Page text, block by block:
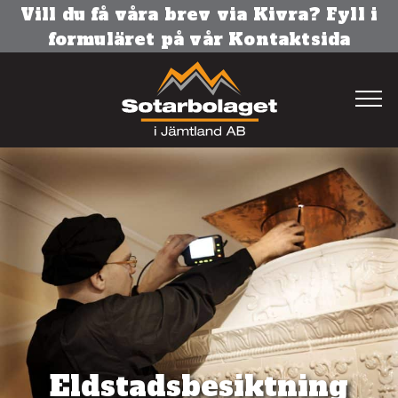
Vill du få våra brev via Kivra? Fyll i
formuläret på vår Kontaktsida
Sotning
Brandskyddskontroll
Besiktning
Ventilation
Eldstadsbesiktning